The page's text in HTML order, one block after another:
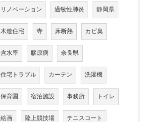
リノベーション 過敏性肺炎 静岡県
木造住宅 寺 床断熱 カビ臭
含水率 膠原病 奈良県
住宅トラブル カーテン 洗濯機
保育園 宿泊施設 事務所 トイレ
絵画 陸上競技場 テニスコート